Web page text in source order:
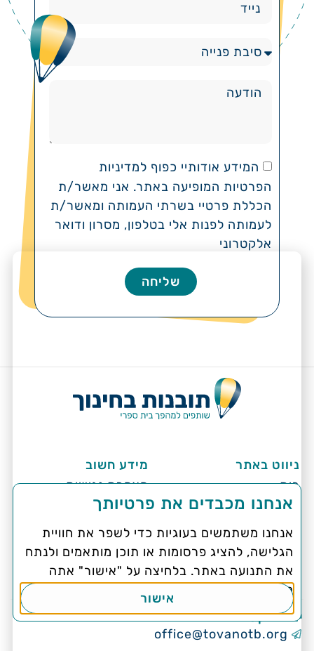
המידע אודותיי כפוף למדיניות
הפרטיות המופיעה באתר. אני מאשר/ת
הכללת פרטיי בשרתי העמותה ומאשר/ת
לעמותה לפנות אלי בטלפון, מסרון ודואר
אלקטרוני
שליחה
ניווט באתר
בית
מי אנחנו
מלווים בתי ספר
להצלחה
בלוג תובנות
מידע חשוב
הצהרת נגישות
מדיניות פרטיות
תקנון
יצירת קשר
office@tovanotb.org
אנחנו מכבדים את פרטיותך
אנחנו משתמשים בעוגיות כדי לשפר את חוויית
הגלישה, להציג פרסומות או תוכן מותאמים ולנתח
את התנועה באתר. בלחיצה על "אישור" אתה
מסכים לשימוש בעוגיות.
אישור